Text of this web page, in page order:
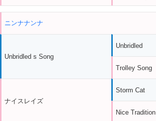
ニンナナンナ
Unbridled s Song
ナイスレイズ
Unbridled
Trolley Song
Storm Cat
Nice Tradition